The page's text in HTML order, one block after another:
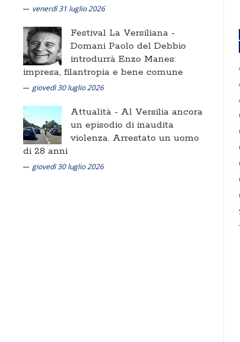
venerdì 31 luglio 2026
Festival La Versiliana -
Domani Paolo del Debbio
introdurrà Enzo Manes:
impresa, filantropia e bene comune
giovedì 30 luglio 2026
Attualità - Al Versilia ancora
un episodio di inaudita
violenza. Arrestato un uomo
di 28 anni
giovedì 30 luglio 2026